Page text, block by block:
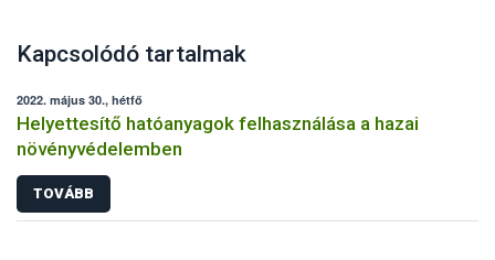
Kapcsolódó tartalmak
2022. május 30., hétfő
Helyettesítő hatóanyagok felhasználása a hazai
növényvédelemben
TOVÁBB